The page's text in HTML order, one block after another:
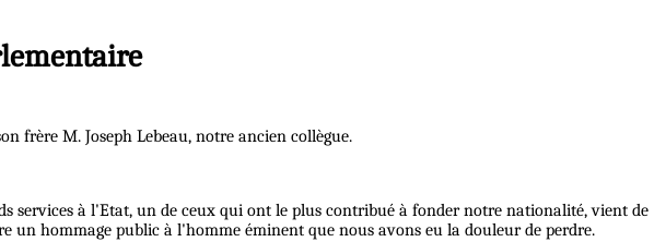
frère M. Joseph Lebeau, notre ancien collègue.
services à l'Etat, un de ceux qui ont le plus contribué à fonder notre nationalité, vient de
un hommage public à l'homme éminent que nous avons eu la douleur de perdre.